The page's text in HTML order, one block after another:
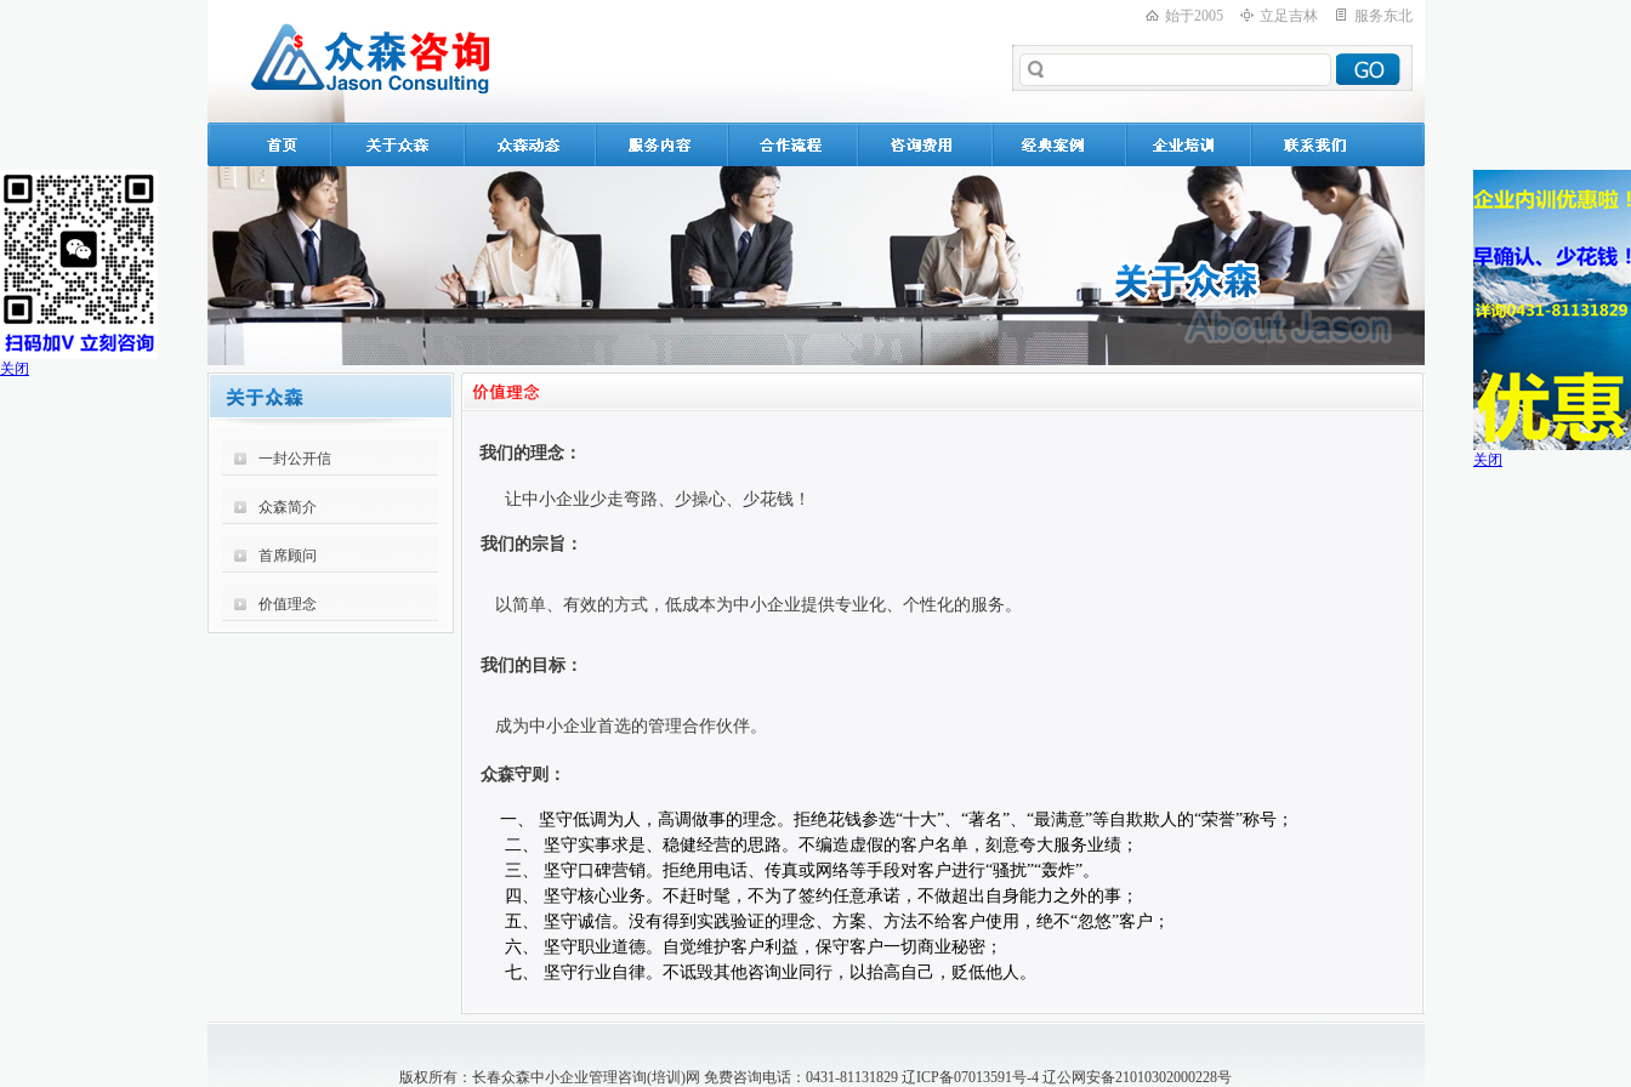
始于2005 立足吉林 服务东北
一封公开信
众森简介
首席顾问
价值理念
我们的理念：
让中小企业少走弯路、少操心、少花钱！
我们的宗旨：
以简单、有效的方式，低成本为中小企业提供专业化、个性化的服务。
我们的目标：
成为中小企业首选的管理合作伙伴。
众森守则：
一、 坚守低调为人，高调做事的理念。拒绝花钱参选“十大”、“著名”、“最满意”等自欺欺人的“荣誉”称号；
二、 坚守实事求是、稳健经营的思路。不编造虚假的客户名单，刻意夸大服务业绩；
三、 坚守口碑营销。拒绝用电话、传真或网络等手段对客户进行“骚扰”“轰炸”。
四、 坚守核心业务。不赶时髦，不为了签约任意承诺，不做超出自身能力之外的事；
五、 坚守诚信。没有得到实践验证的理念、方案、方法不给客户使用，绝不“忽悠”客户；
六、 坚守职业道德。自觉维护客户利益，保守客户一切商业秘密；
七、 坚守行业自律。不诋毁其他咨询业同行，以抬高自己，贬低他人。
版权所有：长春众森中小企业管理咨询(培训)网 免费咨询电话：0431-81131829 辽ICP备07013591号-4 辽公网安备21010302000228号
关闭
关闭